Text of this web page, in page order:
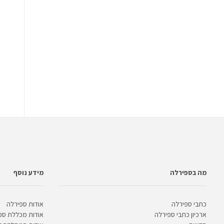
מידע נוסף
אודות ספירלה
אודות מכללת
מה בספירלה
כתבי ספירלה
ארכיון כתבי ספירלה